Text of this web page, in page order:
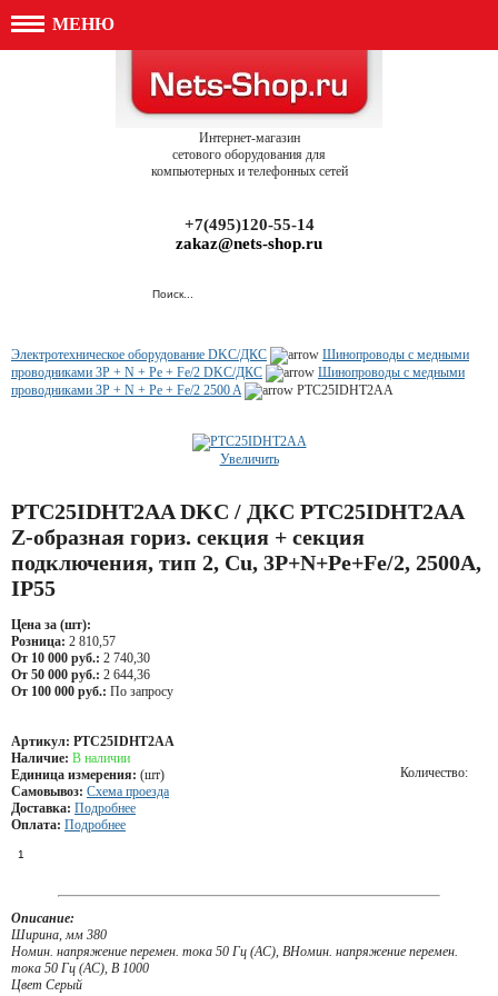
МЕНЮ
Интернет-магазин
сетового оборудования для
компьютерных и телефонных сетей
+7(495)120-55-14
zakaz@nets-shop.ru
Электротехническое оборудование DKC/ДКС
Шинопроводы с медными
проводниками 3P + N + Pe + Fe/2 DKC/ДКС
Шинопроводы с медными
проводниками 3P + N + Pe + Fe/2 2500 A
PTC25IDHT2AA
Увеличить
PTC25IDHT2AA DKC / ДКС PTC25IDHT2AA
Z-образная гориз. секция + секция
подключения, тип 2, Cu, 3P+N+Pe+Fe/2, 2500А,
IP55
Цена за (шт):
Розница: 2 810,57
От 10 000 руб.: 2 740,30
От 50 000 руб.: 2 644,36
От 100 000 руб.: По запросу
Артикул: PTC25IDHT2AA
Наличие: В наличии
Единица измерения: (шт)
Самовывоз: Схема проезда
Доставка: Подробнее
Оплата: Подробнее
Количество:
Описание:
Ширина, мм 380
Номин. напряжение перемен. тока 50 Гц (AC), ВНомин. напряжение перемен.
тока 50 Гц (AC), В 1000
Цвет Серый